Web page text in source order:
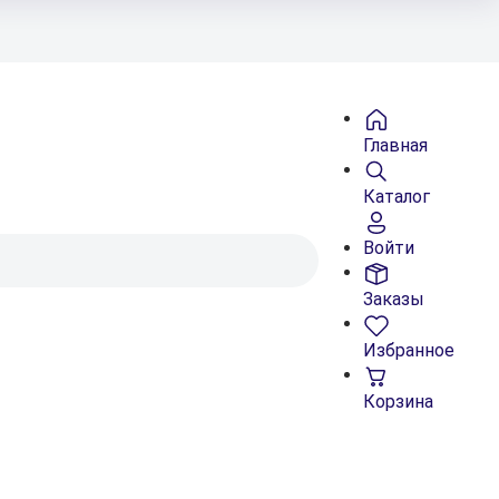
Главная
Каталог
Войти
Заказы
Избранное
Корзина